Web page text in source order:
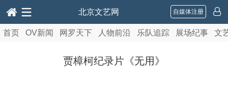
北京文艺网 自媒体注册
首页 OV新闻 网罗天下 人物前沿 乐队追踪 展场纪事 文
贾樟柯纪录片《无用》